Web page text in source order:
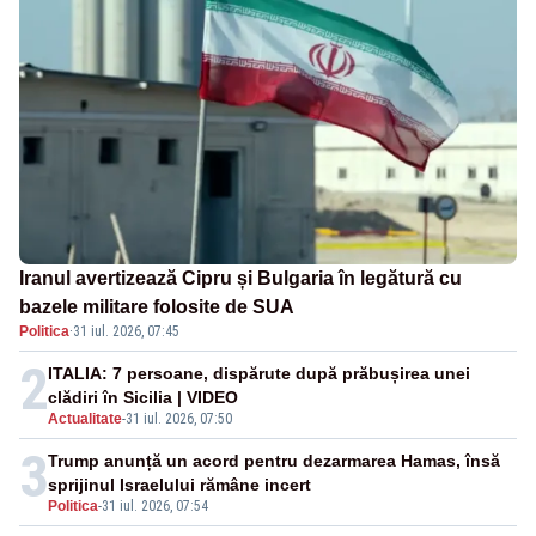
Iranul avertizează Cipru și Bulgaria în legătură cu
bazele militare folosite de SUA
Politica·31 iul. 2026, 07:45
2Actualitate-31 iul. 2026, 07:50
ITALIA: 7 persoane, dispărute după prăbușirea unei
clădiri în Sicilia | VIDEO
3 Politica-31 iul. 2026, 07:54
Trump anunță un acord pentru dezarmarea Hamas, însă
sprijinul Israelului rămâne incert